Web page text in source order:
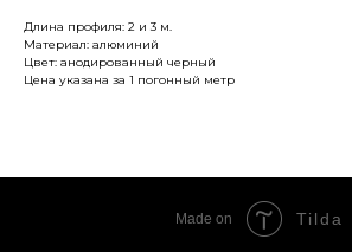
Длина профиля: 2 и 3 м.
Материал: алюминий
Цвет: анодированный черный
Цена указана за 1 погонный метр
Made on Tilda